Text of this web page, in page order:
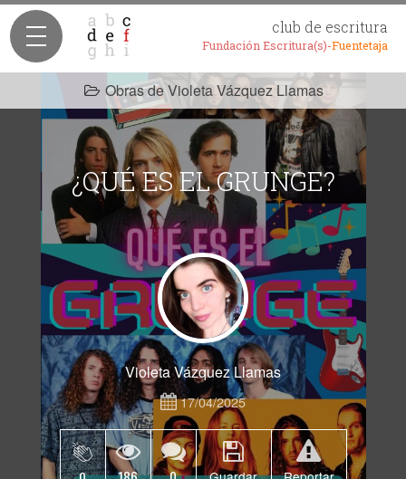
club de escritura
Fundación Escritura(s)-Fuentetaja
Obras de Violeta Vázquez Llamas
¿QUÉ ES EL GRUNGE?
Violeta Vázquez Llamas
17/04/2025